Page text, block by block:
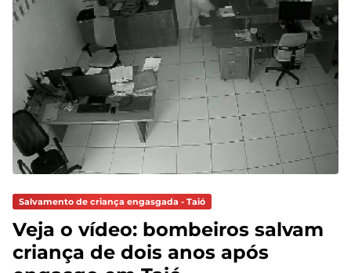
Salvamento de criança engasgada - Taió
Veja o vídeo: bombeiros salvam
criança de dois anos após